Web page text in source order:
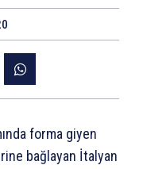
forma giyen
bağlayan İtalyan